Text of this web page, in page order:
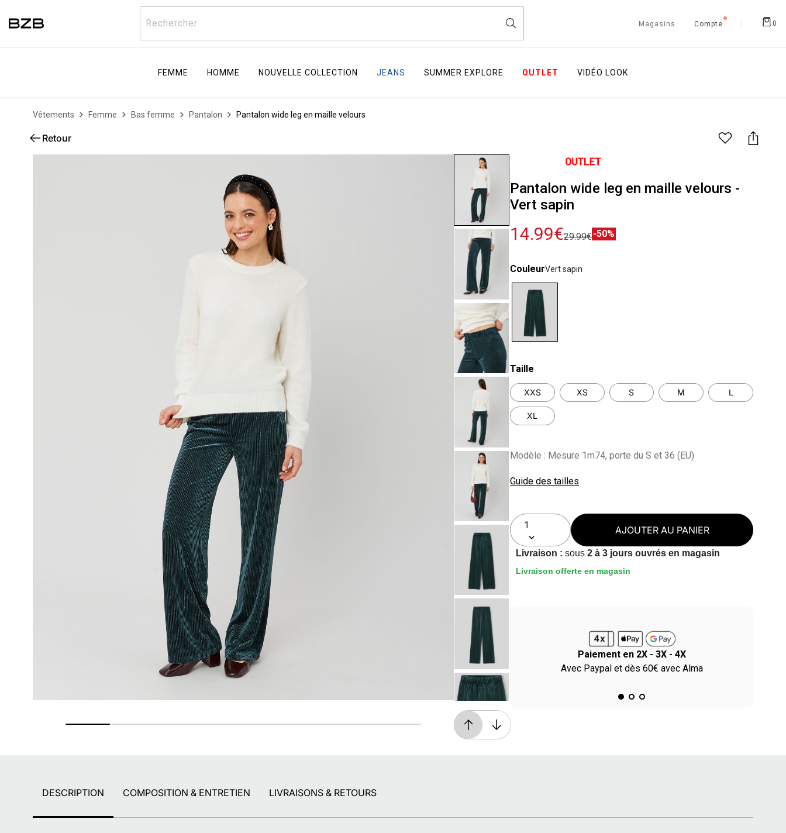
Rechercher Magasins Compte 0
FEMME HOMME NOUVELLE COLLECTION JEANS SUMMER EXPLORE OUTLET VIDÉO LOOK
Vêtements Femme Bas femme Pantalon Pantalon wide leg en maille velours
Retour
Pantalon wide leg en maille velours -
Vert sapin
14.99€29.99€-50%
CouleurVert sapin
Taille
XXS XS S M L
XL
Modèle : Mesure 1m74, porte du S et 36 (EU)
Guide des tailles
AJOUTER AU PANIER
Livraison : sous 2 à 3 jours ouvrés en magasin
Livraison offerte en magasin
Retours gratuits
Pendant 90 jours
En magasin, ou dès 49€ d'achats à domicile
Paiement en 2X - 3X - 4X
Avec Paypal et dès 60€ avec Alma
DESCRIPTION COMPOSITION & ENTRETIEN LIVRAISONS & RETOURS